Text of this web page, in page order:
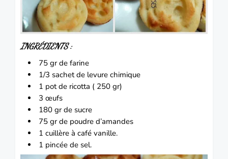
INGRÉDIENTS :
75 gr de farine
1/3 sachet de levure chimique
1 pot de ricotta ( 250 gr)
3 œufs
180 gr de sucre
75 gr de poudre d’amandes
1 cuillère à café vanille.
1 pincée de sel.